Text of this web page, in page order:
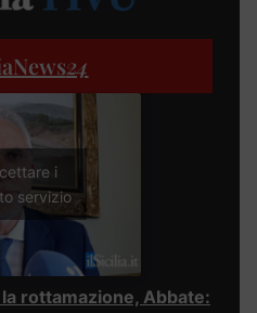
24
i
servizio
la rottamazione, Abbate: